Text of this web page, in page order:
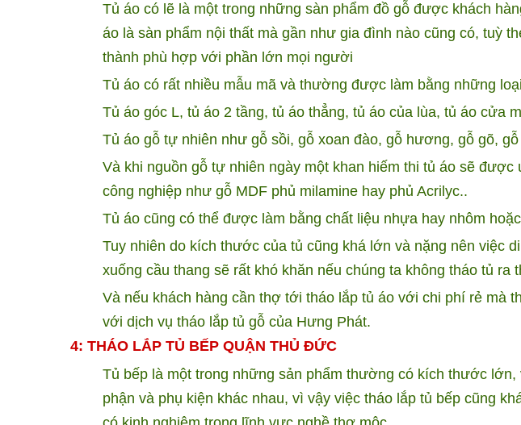
Tủ áo có lẽ là một trong những sàn phẩm đồ gỗ được khách
áo là sàn phẩm nội thất mà gần như gia đình nào cũng có, tuỳ
thành phù hợp với phần lớn mọi người
Tủ áo có rất nhiều mẫu mã và thường được làm bằng những
Tủ áo góc L, tủ áo 2 tầng, tủ áo thẳng, tủ áo của lùa, tủ áo cửa
Tủ áo gỗ tự nhiên như gỗ sồi, gỗ xoan đào, gỗ hương, gỗ gõ,
Và khi nguồn gỗ tự nhiên ngày một khan hiếm thi tủ áo sẽ
công nghiệp như gỗ MDF phủ milamine hay phủ Acrilyc..
Tủ áo cũng có thể được làm bằng chất liệu nhựa hay nhôm
Tuy nhiên do kích thước của tủ cũng khá lớn và nặng nên việc
xuống cầu thang sẽ rất khó khăn nếu chúng ta không tháo tủ ra
Và nếu khách hàng cần thợ tới tháo lắp tủ áo với chi phí rẻ mà
với dịch vụ tháo lắp tủ gỗ của Hưng Phát.
4: THÁO LẮP TỦ BẾP QUẬN THỦ ĐỨC
Tủ bếp là một trong những sản phẩm thường có kích thước
phận và phụ kiện khác nhau, vì vậy việc tháo lắp tủ bếp cũng